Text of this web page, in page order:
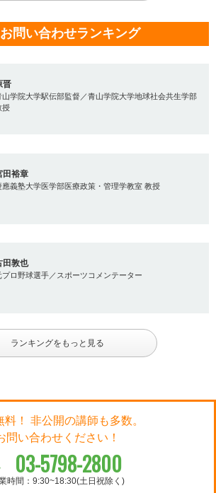
問い合わせランキング
晋
山学院大学駅伝部監督／青山学院大学地球社会共生学部
授
田裕章
應義塾大学医学部医療政策・管理学教室 教授
田敦也
プロ野球選手／スポーツコメンテーター
ランキングをもっと見る
料！ 非公開の講師も多数。
問い合わせください！
03-5798-2800
時間：9:30~18:30(土日祝除く)